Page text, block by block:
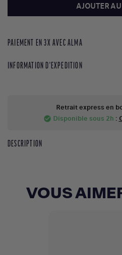
AJOUTER
PAIEMENT EN 3X AVEC ALMA
INFORMATION D'EXPEDITION
Retrait express en
check_circle Disponible sous 2h :
DESCRIPTION
VOUS